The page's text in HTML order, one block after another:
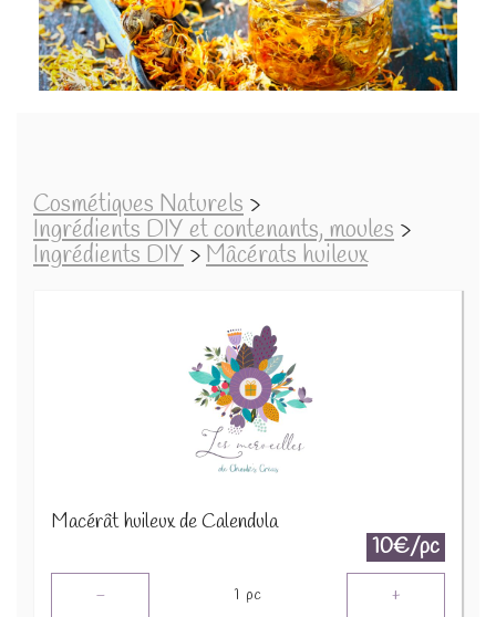
Cosmétiques Naturels >
Ingrédients DIY et contenants, moules >
Ingrédients DIY >Mâcérats huileux
Macérât huileux de Calendula
10€/pc
- 1 pc +